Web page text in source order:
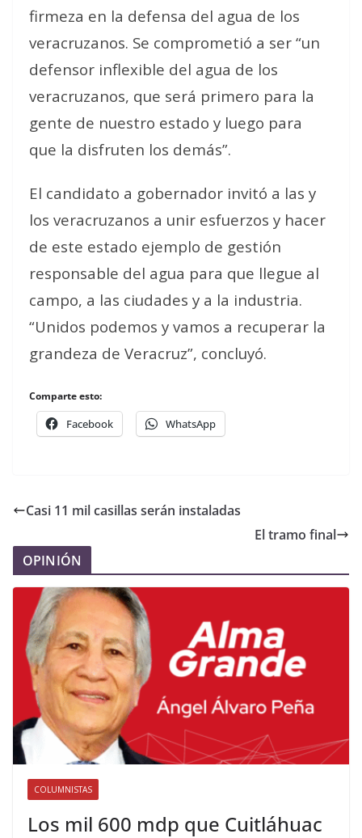
firmeza en la defensa del agua de los
veracruzanos. Se comprometió a ser “un
defensor inflexible del agua de los
veracruzanos, que será primero para la
gente de nuestro estado y luego para
que la disfruten los demás”.
El candidato a gobernador invitó a las y
los veracruzanos a unir esfuerzos y hacer
de este estado ejemplo de gestión
responsable del agua para que llegue al
campo, a las ciudades y a la industria.
“Unidos podemos y vamos a recuperar la
grandeza de Veracruz”, concluyó.
Comparte esto:
Facebook WhatsApp
Casi 11 mil casillas serán instaladas
El tramo final
OPINIÓN
COLUMNISTAS
Los mil 600 mdp que Cuitláhuac